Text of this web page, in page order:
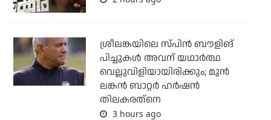
ശ്രീലങ്കയിലെ സ്പിന്‍ ബൗളിങ്
പിച്ചുകള്‍ അവന് യഥാര്‍ത്ഥ
വെല്ലുവിളിയായിരിക്കും; മുന്‍
ലങ്കന്‍ ബാറ്റര്‍ ഹര്‍ഷന്‍
തിലകരത്‌നെ
3 hours ago